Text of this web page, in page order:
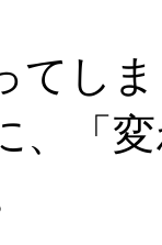
しま
、「